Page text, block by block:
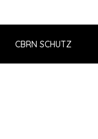
CBRN SCHUTZ